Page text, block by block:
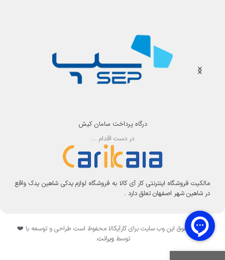
درگاه پرداخت سامان کیش
در دست اقدام ...
مالکیت فروشگاه اینترنتی کار آی کالا به فروشگاه لوازم یدکی شاهین یدک واقع
در شاهین شهر اصفهان تعلق دارد .
تمامی حقوق این وب سایت برای کارآیکالا محفوظ است طراحی و توسعه با ❤️
توسطویرانت.